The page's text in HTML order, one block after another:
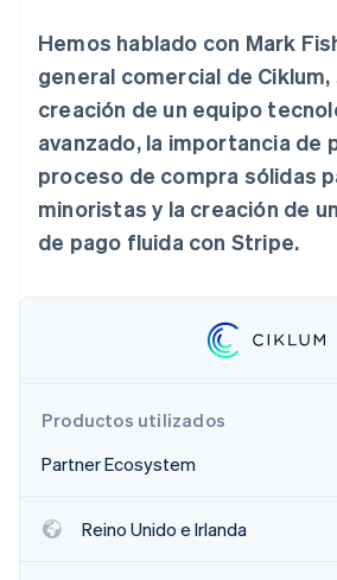
Constitución de una startup
Climate
Eliminación de dióxido de carbono
Identity
Verificación de identidad en línea
Stripe Sessions 2026
Descubre cómo Stripe está
Ecosystem
Socios
Stripe App
Hemos hablado con Mark
general comercial de Ciklum,
creación de un equipo
avanzado, la importancia de
proceso de compra sólidas
minoristas y la creación de
de pago fluida con Stripe.
Productos utilizados
Partner Ecosystem
Reino Unido e Irlanda